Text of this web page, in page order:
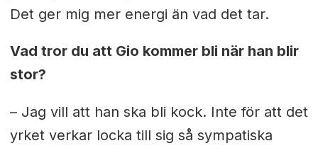
Det ger mig mer energi än vad det tar.
Vad tror du att Gio kommer bli när han blir
stor?
– Jag vill att han ska bli kock. Inte för att det
yrket verkar locka till sig så sympatiska